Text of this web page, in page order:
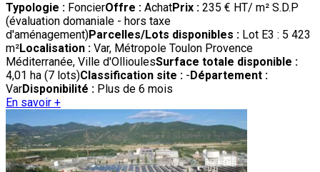
Typologie : FoncierOffre : AchatPrix : 235 € HT/ m² S.D.P
(évaluation domaniale - hors taxe
d'aménagement)Parcelles/Lots disponibles : Lot E3 : 5 423
m²Localisation : Var, Métropole Toulon Provence
Méditerranée, Ville d'OllioulesSurface totale disponible :
4,01 ha (7 lots)Classification site : - Département :
VarDisponibilité : Plus de 6 mois
En savoir +